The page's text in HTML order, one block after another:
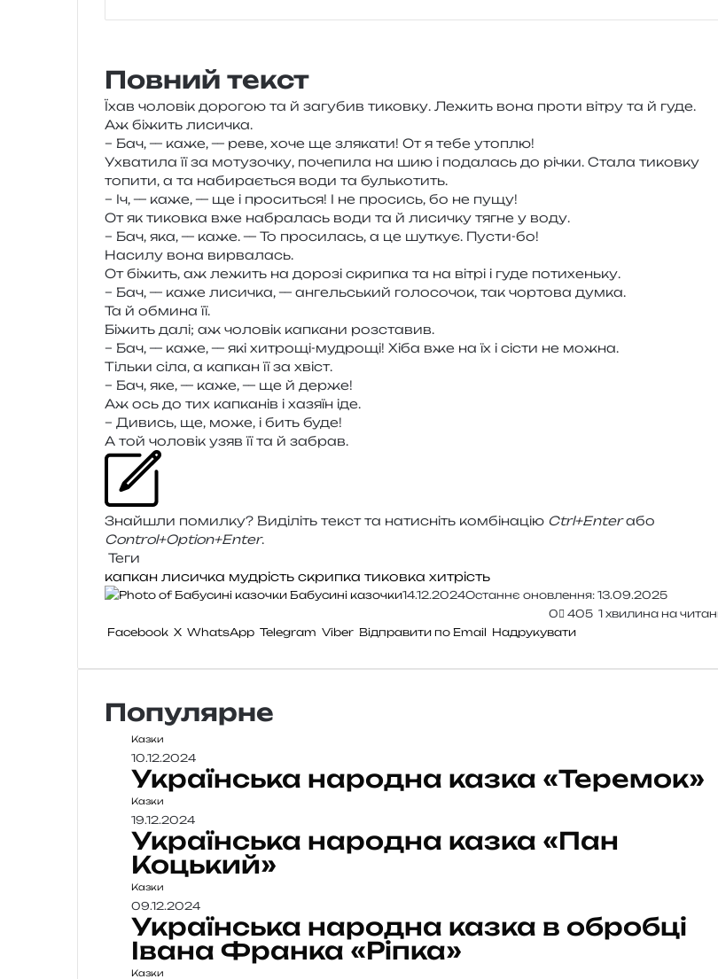
Повний текст
Їхав чоло­вік доро­гою та й загу­бив тиков­ку. Лежить вона проти вітру та й гуде.
Аж біжить лисичка.
– Бач, — каже, — реве, хоче ще зля­ка­ти! От я тебе утоплю!
Ухватила її за моту­зо­чку, поче­пи­ла на шию і пода­лась до річки. Стала тиков­ку
топи­ти, а та наби­ра­є­ться води та булькотить.
– Іч, — каже, — ще і про­си­ться! І не про­сись, бо не пущу!
От як тиков­ка вже набра­лась води та й лиси­чку тягне у воду.
– Бач, яка, — каже. — То про­си­лась, а це шуткує. Пусти-бо!
Насилу вона вирвалась.
От біжить, аж лежить на доро­зі скри­пка та на вітрі і гуде потихеньку.
– Бач, — каже лиси­чка, — ангель­ський голо­со­чок, так чор­то­ва думка.
Та й обми­на її.
Біжить далі; аж чоло­вік капка­ни розставив.
– Бач, — каже, — які хитро­щі-мудро­щі! Хіба вже на їх і сісти не можна.
Тільки сіла, а капкан її за хвіст.
– Бач, яке, — каже, — ще й держе!
Аж ось до тих капка­нів і хазя­їн іде.
– Дивись, ще, може, і бить буде!
А той чоло­вік узяв її та й забрав.
Знайшли помил­ку? Виділіть текст та нати­сніть ком­бі­на­цію Ctrl+Enterабо
Control+Option+Enter.
Теги
капкан лисичка мудрість скрипка тиковка хитрість
Бабусині казочки14.12.2024Останнє оновлення: 13.09.2025
0
405 1 хвилина на
Facebook X WhatsApp Telegram Viber Відправити по Email Надрукувати
Популярне
Казки
10.12.2024
Українська народна казка «Теремок»
Казки
19.12.2024
Українська народна казка «Пан
Коцький»
Казки
09.12.2024
Українська народна казка в обробці
Івана Франка «Ріпка»
Казки